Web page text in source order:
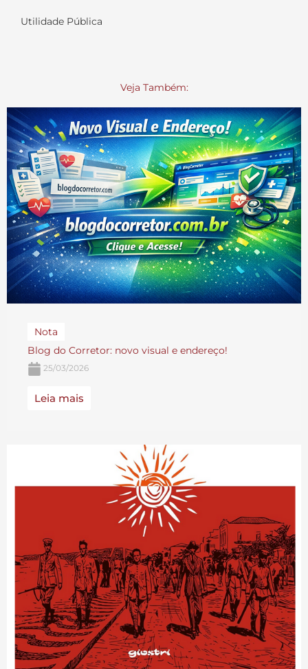
Utilidade Pública
Veja Também:
Nota
Blog do Corretor: novo visual e endereço!
25/03/2026
Leia mais